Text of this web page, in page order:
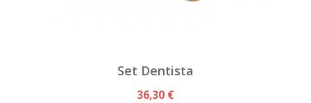
Set Dentista
36,30 €